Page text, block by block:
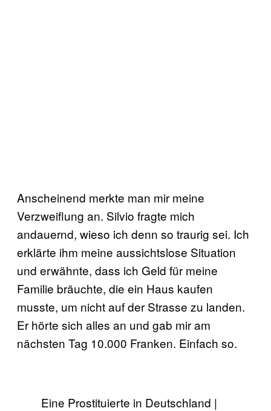
Anscheinend merkte man mir meine
Verzweiflung an. Silvio fragte mich
andauernd, wieso ich denn so traurig sei. Ich
erklärte ihm meine aussichtslose Situation
und erwähnte, dass ich Geld für meine
Familie bräuchte, die ein Haus kaufen
musste, um nicht auf der Strasse zu landen.
Er hörte sich alles an und gab mir am
nächsten Tag 10.000 Franken. Einfach so.
Eine Prostituierte in Deutschland |